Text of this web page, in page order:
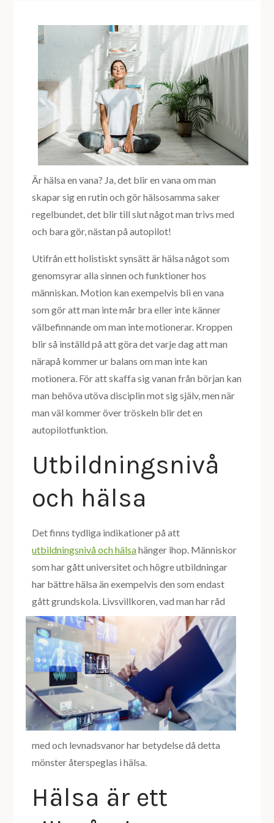
Är hälsa en vana? Ja, det blir en vana om man
skapar sig en rutin och gör hälsosamma saker
regelbundet, det blir till slut något man trivs med
och bara gör, nästan på autopilot!
Utifrån ett holistiskt synsätt är hälsa något som
genomsyrar alla sinnen och funktioner hos
människan. Motion kan exempelvis bli en vana
som gör att man inte mår bra eller inte känner
välbefinnande om man inte motionerar. Kroppen
blir så inställd på att göra det varje dag att man
närapå kommer ur balans om man inte kan
motionera. För att skaffa sig vanan från början kan
man behöva utöva disciplin mot sig själv, men när
man väl kommer över tröskeln blir det en
autopilotfunktion.
Utbildningsnivå
och hälsa
Det finns tydliga indikationer på att
utbildningsnivå och hälsahänger ihop. Människor
som har gått universitet och högre utbildningar
har bättre hälsa än exempelvis den som endast
gåttgrundskola. Livsvillkoren, vad man har råd
med och levnadsvanor har betydelse då detta
mönster återspeglas i hälsa.
Hälsa är ett